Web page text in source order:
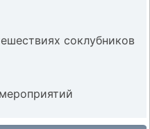
соклубников